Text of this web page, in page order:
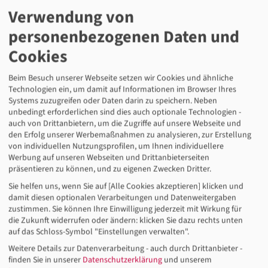
Schöneberger Forum 2018
2018 fand das Schöneberger Forum mit dem
Schwerpunkt "Vielfalt gestalten: Perspektiven bieten,
Kompetenzen nutzen" vom 21. bis 22. November statt.
DGB/Simone Neumann
Schöneberger Forum 2017
Unter dem Titel „Zeitenwende im öffentlichen Dienst.
Weichen stellen für einen handlungsfähigen Staat“
Verwendung von
personenbezogenen Daten und
Cookies
Beim Besuch unserer Webseite setzen wir Cookies und ähnliche
Technologien ein, um damit auf Informationen im Browser Ihres
Systems zuzugreifen oder Daten darin zu speichern. Neben
unbedingt erforderlichen sind dies auch optionale Technologien -
auch von Drittanbietern, um die Zugriffe auf unsere Webseite und
den Erfolg unserer Werbemaßnahmen zu analysieren, zur Erstellung
von individuellen Nutzungsprofilen, um Ihnen individuellere
Werbung auf unseren Webseiten und Drittanbieterseiten
präsentieren zu können, und zu eigenen Zwecken Dritter.
Sie helfen uns, wenn Sie auf [Alle Cookies akzeptieren] klicken und
damit diesen optionalen Verarbeitungen und Datenweitergaben
zustimmen. Sie können Ihre Einwilligung jederzeit mit Wirkung für
die Zukunft widerrufen oder ändern: klicken Sie dazu rechts unten
auf das Schloss-Symbol "Einstellungen verwalten".
Weitere Details zur Datenverarbeitung - auch durch Drittanbieter -
finden Sie in unserer Datenschutzerklärung und unserem